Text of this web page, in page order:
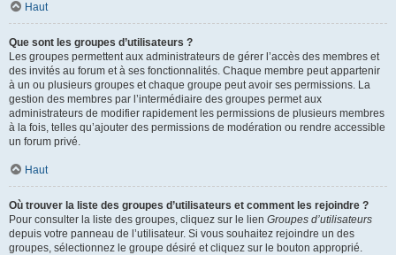
Haut
Que sont les groupes d’utilisateurs ?
Les groupes permettent aux administrateurs de gérer l’accès des membres et
des invités au forum et à ses fonctionnalités. Chaque membre peut appartenir
à un ou plusieurs groupes et chaque groupe peut avoir ses permissions. La
gestion des membres par l’intermédiaire des groupes permet aux
administrateurs de modifier rapidement les permissions de plusieurs membres
à la fois, telles qu’ajouter des permissions de modération ou rendre accessible
un forum privé.
Haut
Où trouver la liste des groupes d’utilisateurs et comment les rejoindre ?
Pour consulter la liste des groupes, cliquez sur le lien Groupes d’utilisateurs
depuis votre panneau de l’utilisateur. Si vous souhaitez rejoindre un des
groupes, sélectionnez le groupe désiré et cliquez sur le bouton approprié.